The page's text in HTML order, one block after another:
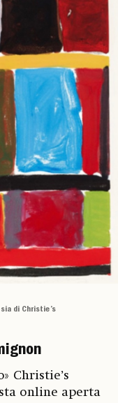
di Christie’s
Christie’s
online aperta